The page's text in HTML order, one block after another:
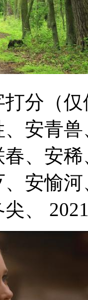
分（
安青
、安
、安愉
、